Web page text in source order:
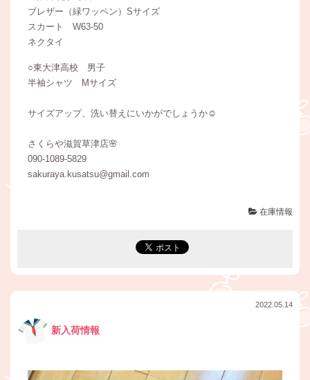
ブレザー（緑ワッペン）Sサイズ
スカート W63-50
ネクタイ
○東大津高校 男子
半袖シャツ Mサイズ
サイズアップ、洗い替えにいかがでしょうか☺️
さくらや滋賀草津店🌸
090-1089-5829
sakuraya.kusatsu@gmail.com
在庫情報
2022.05.14
新入荷情報